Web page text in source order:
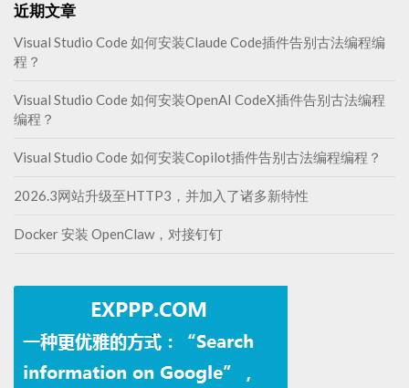
近期文章
Visual Studio Code 如何安装Claude Code插件告别古法编程编
程？
Visual Studio Code 如何安装OpenAI CodeX插件告别古法编程
编程？
Visual Studio Code 如何安装Copilot插件告别古法编程编程？
2026.3网站升级至HTTP3，并加入了诸多新特性
Docker 安装 OpenClaw，对接钉钉